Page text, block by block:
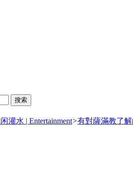
搜索
灌水 | Entertainment>有對薩滿教了